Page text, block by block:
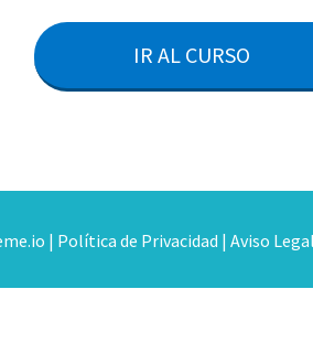
IR AL CURSO
| Política de Privacidad |Aviso Legal